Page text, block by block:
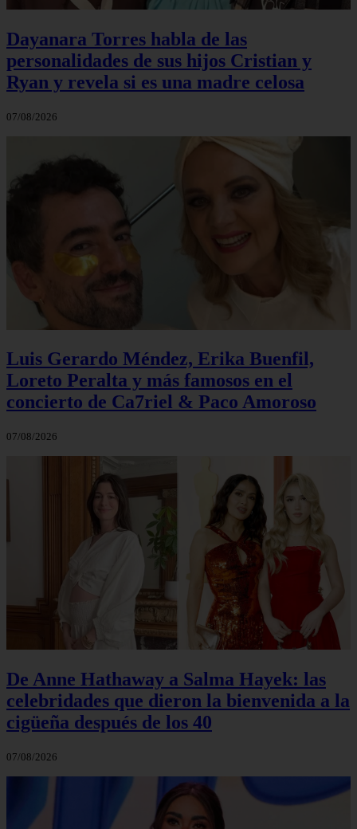
Dayanara Torres habla de las
personalidades de sus hijos Cristian y
Ryan y revela si es una madre celosa
07/08/2026
Luis Gerardo Méndez, Erika Buenfil,
Loreto Peralta y más famosos en el
concierto de Ca7riel & Paco Amoroso
07/08/2026
De Anne Hathaway a Salma Hayek: las
celebridades que dieron la bienvenida a la
cigüeña después de los 40
07/08/2026